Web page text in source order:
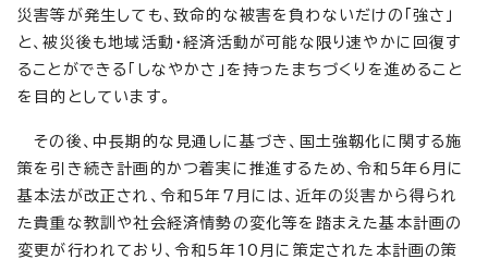
災害等が発生しても、致命的な被害を負わないだけの「強さ」
と、被災後も地域活動・経済活動が可能な限り速やかに回復す
ることができる「しなやかさ」を持ったまちづくりを進めること
を目的としています。
その後、中長期的な見通しに基づき、国土強靱化に関する施
策を引き続き計画的かつ着実に推進するため、令和5年6月に
基本法が改正され、令和5年7月には、近年の災害から得られ
た貴重な教訓や社会経済情勢の変化等を踏まえた基本計画の
変更が行われており、令和5年10月に策定された本計画の策